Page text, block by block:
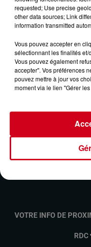
25 août 2024 - 1 sec
MÉMOIRES DU
LA LIBERTÉ
Mémoire du Couserans
VOTRE INFO DE
RDC
requested; Use precise
other data sources; Link
information transmitted
Vous pouvez accepter en
sélectionnant les finalités
Vous pouvez également
accepter". Vos préférences
pouvez mettre à jour vos
moment via le lien "Gérer